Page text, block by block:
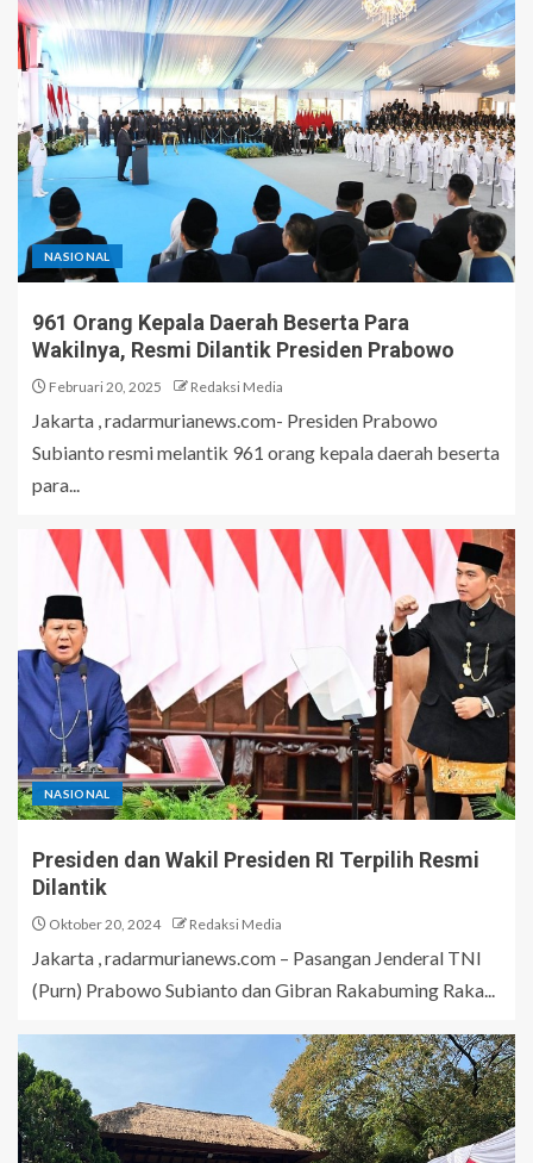
NASIONAL
961 Orang Kepala Daerah Beserta Para
Wakilnya, Resmi Dilantik Presiden Prabowo
Februari 20, 2025 Redaksi Media
Jakarta , radarmurianews.com- Presiden Prabowo
Subianto resmi melantik 961 orang kepala daerah beserta
para...
NASIONAL
Presiden dan Wakil Presiden RI Terpilih Resmi
Dilantik
Oktober 20, 2024 Redaksi Media
Jakarta , radarmurianews.com – Pasangan Jenderal TNI
(Purn) Prabowo Subianto dan Gibran Rakabuming Raka...